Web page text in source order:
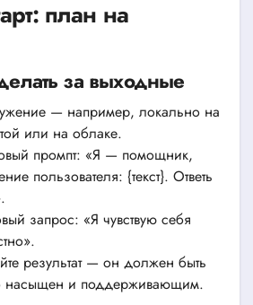
план на
за выходные
— например, локально на
или на облаке.
промпт: «Я — помощник,
пользователя: {текст}. Ответь
запрос: «Я чувствую себя
результат — он должен быть
насыщен и поддерживающим.